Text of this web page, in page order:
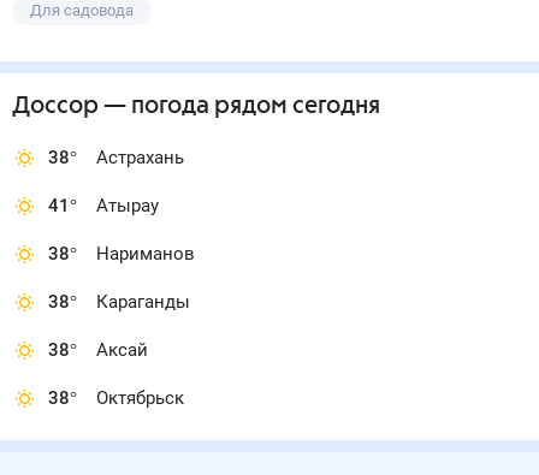
Для садовода
Доссор — погода рядом сегодня
38° Астрахань
41° Атырау
38° Нариманов
38° Караганды
38° Аксай
38° Октябрьск